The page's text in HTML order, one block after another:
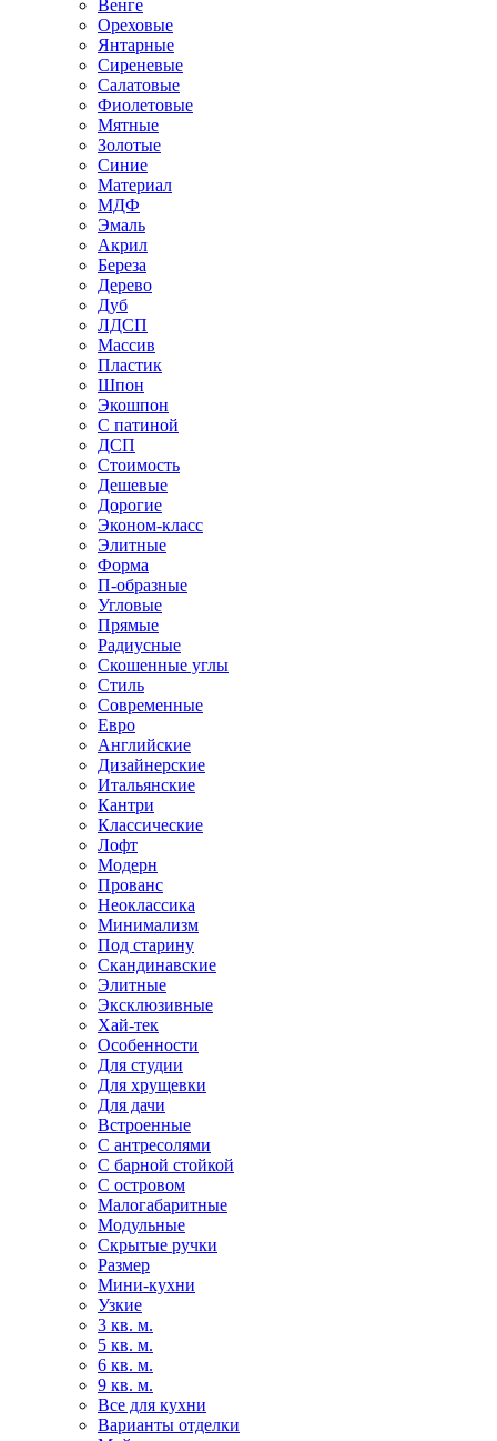
Венге
Ореховые
Янтарные
Сиреневые
Салатовые
Фиолетовые
Мятные
Золотые
Синие
Материал
МДФ
Эмаль
Акрил
Береза
Дерево
Дуб
ЛДСП
Массив
Пластик
Шпон
Экошпон
С патиной
ДСП
Стоимость
Дешевые
Дорогие
Эконом-класс
Элитные
Форма
П-образные
Угловые
Прямые
Радиусные
Скошенные углы
Стиль
Современные
Евро
Английские
Дизайнерские
Итальянские
Кантри
Классические
Лофт
Модерн
Прованс
Неоклассика
Минимализм
Под старину
Скандинавские
Элитные
Эксклюзивные
Хай-тек
Особенности
Для студии
Для хрущевки
Для дачи
Встроенные
С антресолями
С барной стойкой
С островом
Малогабаритные
Модульные
Скрытые ручки
Размер
Мини-кухни
Узкие
3 кв. м.
5 кв. м.
6 кв. м.
9 кв. м.
Все для кухни
Варианты отделки